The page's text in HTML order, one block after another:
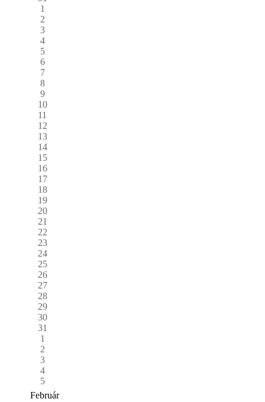
1
2
3
4
5
6
7
8
9
10
11
12
13
14
15
16
17
18
19
20
21
22
23
24
25
26
27
28
29
30
31
1
2
3
4
5
Február